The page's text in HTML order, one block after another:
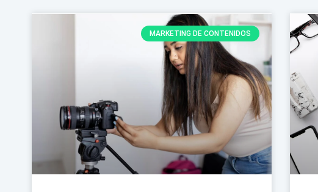
MARKETING DE CONTENIDOS